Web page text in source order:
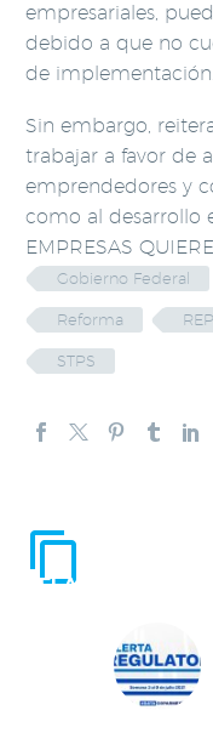
empresariales,
debido a que no
de implementación.
Sin embargo,
trabajar a favor de
emprendedores y
como al desarrollo
EMPRESAS
Gobierno Federal
Reforma
STPS
RELACIONADAS